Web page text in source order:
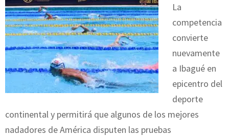
La
competencia
convierte
nuevamente
a Ibagué en
epicentro del
deporte
continental y permitirá que algunos de los mejores
nadadores de América disputen las pruebas